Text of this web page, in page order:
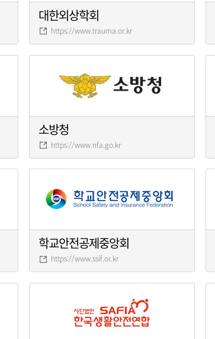
대한외상학회
https://www.trauma.or.kr
소방청
https://www.nfa.go.kr
학교안전공제중앙회
https://www.ssif.or.kr